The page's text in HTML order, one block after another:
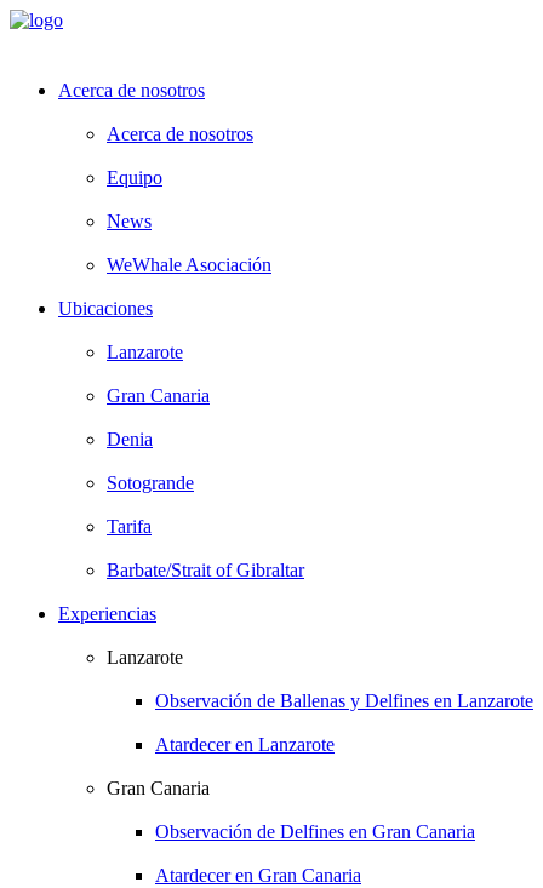
Acerca de nosotros
Acerca de nosotros
Equipo
News
WeWhale Asociación
Ubicaciones
Lanzarote
Gran Canaria
Denia
Sotogrande
Tarifa
Barbate/Strait of Gibraltar
Experiencias
Lanzarote
Observación de Ballenas y Delfines en Lanzarote
Atardecer en Lanzarote
Gran Canaria
Observación de Delfines en Gran Canaria
Atardecer en Gran Canaria